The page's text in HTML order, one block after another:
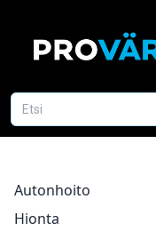
Autonhoito
Hionta